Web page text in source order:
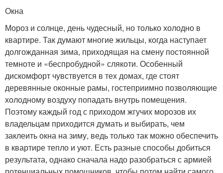
Окна
Мороз и солнце, день чудесный, но только холодно в
квартире. Так думают многие жильцы, когда наступает
долгожданная зима, приходящая на смену постоянной
темноте и «беспробудной» слякоти. Особенный
дискомфорт чувствуется в тех домах, где стоят
деревянные оконные рамы, гостеприимно позволяющие
холодному воздуху попадать внутрь помещения.
Поэтому каждый год с приходом жгучих морозов их
владельцам приходится думать и выбирать, чем
заклеить окна на зиму, ведь только так можно обеспечить
в квартире тепло и уют. Есть разные способы добиться
результата, однако сначала надо разобраться с армией